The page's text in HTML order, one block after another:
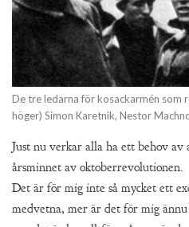
De tre ledarna för kosackarmén som
höger) Simon Karetnik, Nestor
Just nu verkar alla ha ett behov
årsminnet av oktoberrevolutionen.
Det är för mig inte så mycket ett
medvetna, mer är det för mig